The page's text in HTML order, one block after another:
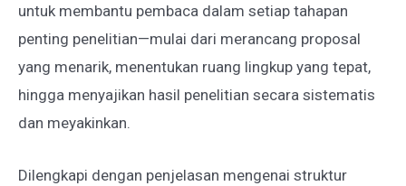
untuk membantu pembaca dalam setiap tahapan
penting penelitian—mulai dari merancang proposal
yang menarik, menentukan ruang lingkup yang tepat,
hingga menyajikan hasil penelitian secara sistematis
dan meyakinkan.
Dilengkapi dengan penjelasan mengenai struktur